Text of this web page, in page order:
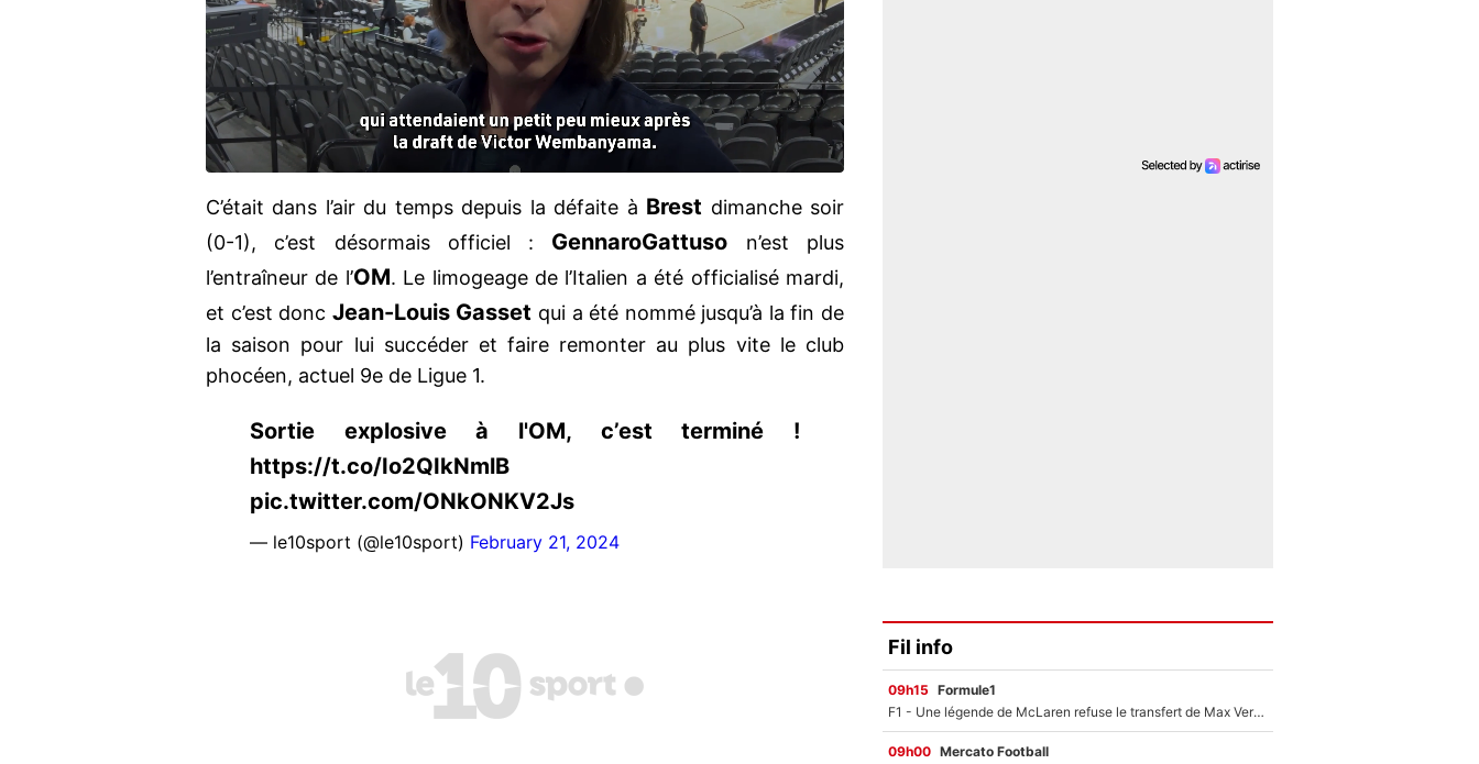
C’était dans l’air du temps depuis la défaite à Brest dimanche soir
(0-1), c’est désormais officiel : GennaroGattuso n’est plus
l’entraîneur de l’OM. Le limogeage de l’Italien a été officialisé mardi,
et c’est donc Jean-Louis Gasset qui a été nommé jusqu’à la fin de
la saison pour lui succéder et faire remonter au plus vite le club
phocéen, actuel 9e de Ligue 1.
Sortie explosive à l'OM, c’est terminé !
https://t.co/Io2QIkNmlB
pic.twitter.com/ONkONKV2Js
— le10sport (@le10sport) February 21, 2024
Fil info
09h15 Formule1
F1 - Une légende de McLaren refuse le transfert de Max Verstappen qui pourrait «faire des vagues» et plomber l'ambiance dans l'équipe
09h00 Mercato Football